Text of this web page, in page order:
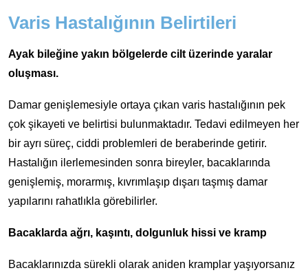
Varis Hastalığının Belirtileri
Ayak bileğine yakın bölgelerde cilt üzerinde yaralar
oluşması.
Damar genişlemesiyle ortaya çıkan varis hastalığının pek
çok şikayeti ve belirtisi bulunmaktadır. Tedavi edilmeyen her
bir ayrı süreç, ciddi problemleri de beraberinde getirir.
Hastalığın ilerlemesinden sonra bireyler, bacaklarında
genişlemiş, morarmış, kıvrımlaşıp dışarı taşmış damar
yapılarını rahatlıkla görebilirler.
Bacaklarda ağrı, kaşıntı, dolgunluk hissi ve kramp
Bacaklarınızda sürekli olarak aniden kramplar yaşıyorsanız